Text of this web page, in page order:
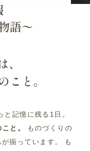
語〜
こと。
記憶に残る1日。
と。
ものづくりの
揃っています。
も